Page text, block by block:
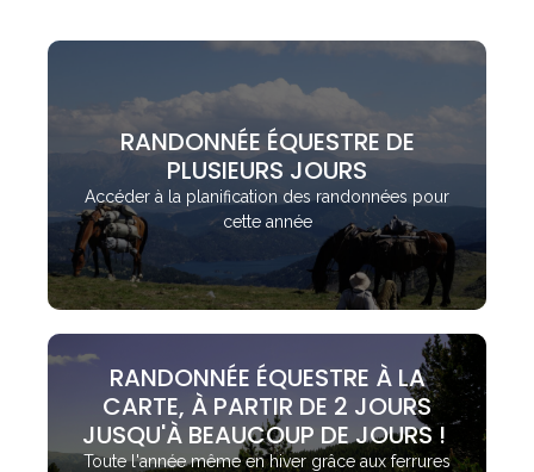
RANDONNÉE ÉQUESTRE DE
PLUSIEURS JOURS
Accéder à la planification des randonnées pour
cette année
RANDONNÉE ÉQUESTRE À LA
CARTE, À PARTIR DE 2 JOURS
JUSQU'À BEAUCOUP DE JOURS ! ​
Toute l'année même en hiver grâce aux ferrures